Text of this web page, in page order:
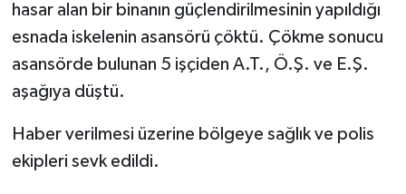
hasar alan bir binanın güçlendirilmesinin yapıldığı
esnada iskelenin asansörü çöktü. Çökme sonucu
asansörde bulunan 5 işçiden A.T., Ö.Ş. ve E.Ş.
aşağıya düştü.
Haber verilmesi üzerine bölgeye sağlık ve polis
ekipleri sevk edildi.